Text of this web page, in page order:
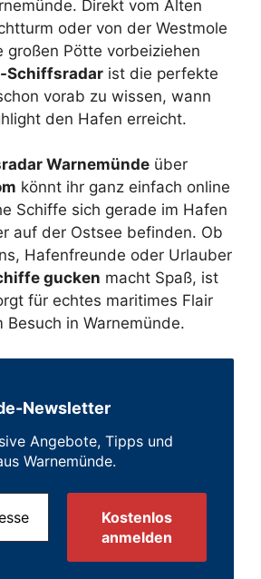
Direkt vom Alten
oder von der Westmole
großen Pötte vorbeiziehen
Schiffsradar ist die perfekte
vorab zu wissen, wann
den Hafen erreicht.
Warnemünde über
könnt ihr ganz einfach online
Schiffe sich gerade im Hafen
auf der Ostsee befinden. Ob
Hafenfreunde oder Urlauber
gucken macht Spaß, ist
für echtes maritimes Flair
Besuch in Warnemünde.
Newsletter
Angebote, Tipps und
Warnemünde.